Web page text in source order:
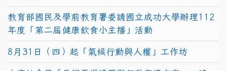
教育部國民及學前教育署委請國立成功大學辦理112
年度「第二屆健康飲食小主播」活動
8月31日（四）起「氣候行動與人權」工作坊